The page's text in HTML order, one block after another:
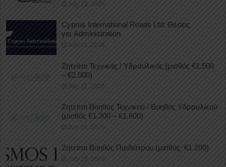
July 23, 2026
Cyprus International Roads Ltd: Θέσεις
για Administration
July 21, 2026
Ζητείται Τεχνικός / Υδραυλικός (μισθός €1.500
– €2.000)
July 21, 2026
Ζητείται Βοηθός Τεχνικού / Βοηθός Υδραυλικού
(μισθός €1.300 – €1.600)
July 21, 2026
Ζητείται Βοηθός Παιδιάτρου (μισθός: €1.200)
July 18, 2026